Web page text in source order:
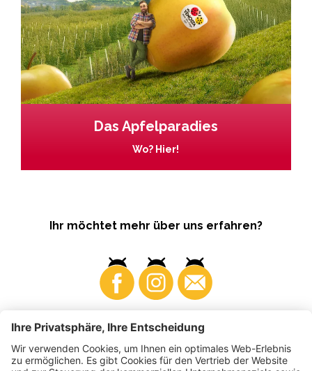
Das Apfelparadies
Wo? Hier!
Ihr möchtet mehr über uns erfahren?
Business Produzenten